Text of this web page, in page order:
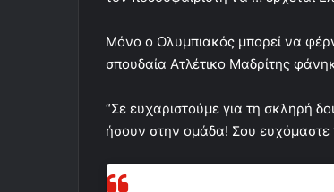
Μόνο ο Ολυμπιακός μπορεί να
σπουδαία Ατλέτικο Μαδρίτης
“Σε ευχαριστούμε για τη σκληρή
ήσουν στην ομάδα! Σου ευχόμαστε